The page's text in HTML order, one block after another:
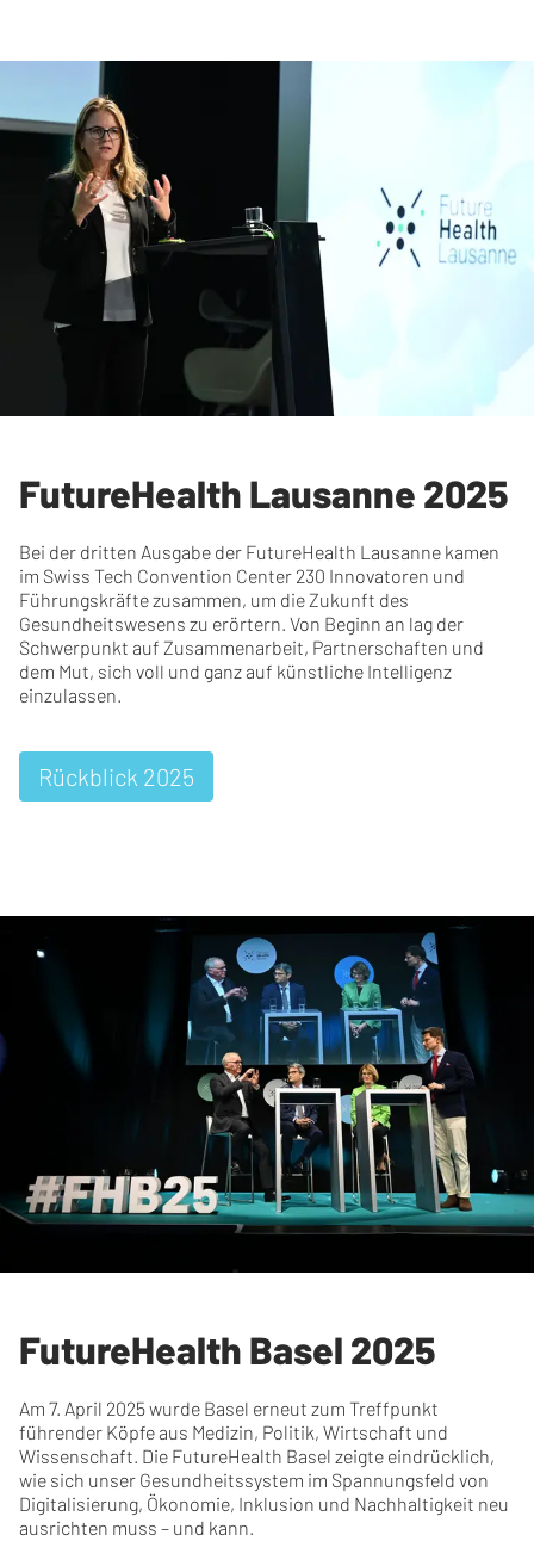
FutureHealth Lausanne 2025
Bei der dritten Ausgabe der FutureHealth Lausanne kamen
im Swiss Tech Convention Center 230 Innovatoren und
Führungskräfte zusammen, um die Zukunft des
Gesundheitswesens zu erörtern. Von Beginn an lag der
Schwerpunkt auf Zusammenarbeit, Partnerschaften und
dem Mut, sich voll und ganz auf künstliche Intelligenz
einzulassen.
Rückblick 2025
FutureHealth Basel 2025
Am 7. April 2025 wurde Basel erneut zum Treffpunkt
führender Köpfe aus Medizin, Politik, Wirtschaft und
Wissenschaft. Die FutureHealth Basel zeigte eindrücklich,
wie sich unser Gesundheitssystem im Spannungsfeld von
Digitalisierung, Ökonomie, Inklusion und Nachhaltigkeit neu
ausrichten muss – und kann.